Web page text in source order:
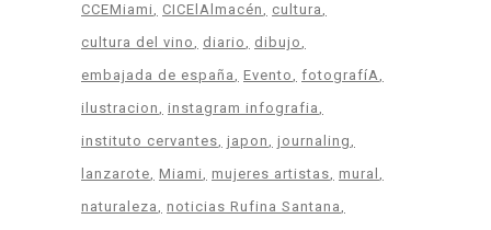
CCEMiami
CICElAlmacén
cultura
cultura del vino
diario
dibujo
embajada de españa
Evento
fotografíA
ilustracion
instagram infografia
instituto cervantes japon
journaling
lanzarote Miami mujeres artistas mural
naturaleza
noticias Rufina Santana